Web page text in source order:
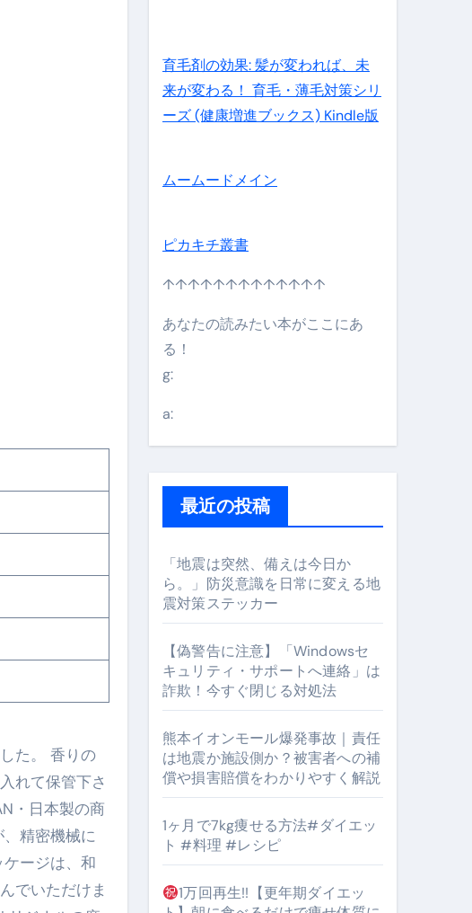
しないとこの先さらに貧しくなります。【 竹花貴騎 切り抜き 会社員
#法律
【2025年10月3日】 #bitcoin #全財産 #暗号資産
#ダイエット #筋トレ #美容 #健康 #雑学 #ナレーター #小林将大
モン
の起点となるのが独自ドメイン
能BTOを最安で手に入れる方法
た。 香りの
れて保管下さ
・日本製の商
精密機械に
ージは、和
でいただけま
育毛剤の効果: 髪が変われば、未
来が変わる！ 育毛・薄毛対策シリ
ーズ (健康増進ブックス) Kindle版
ムームードメイン
ピカキチ叢書
↑↑↑↑↑↑↑↑↑↑↑↑↑
あなたの読みたい本がここにあ
る！
g:
a:
最近の投稿
「地震は突然、備えは今日か
ら。」防災意識を日常に変える地
震対策ステッカー
【偽警告に注意】「Windowsセ
キュリティ・サポートへ連絡」は
詐欺！今すぐ閉じる対処法
熊本イオンモール爆発事故｜責任
は地震か施設側か？被害者への補
償や損害賠償をわかりやすく解説
1ヶ月で7kg痩せる方法#ダイエッ
ト #料理 #レシピ
1万回再生!!【更年期ダイエッ